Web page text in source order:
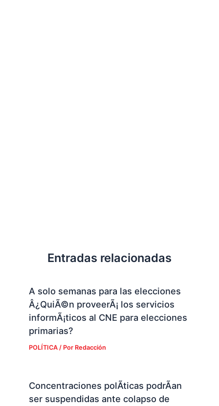
Entradas relacionadas
A solo semanas para las elecciones
Â¿QuiÃ©n proveerÃ¡ los servicios
informÃ¡ticos al CNE para elecciones
primarias?
POLÍTICA/ Por Redacción
Concentraciones polÃ­ticas podrÃ­an
ser suspendidas ante colapso de